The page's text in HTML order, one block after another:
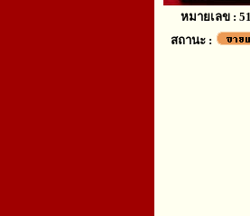
หมายเลข :
สถานะ :